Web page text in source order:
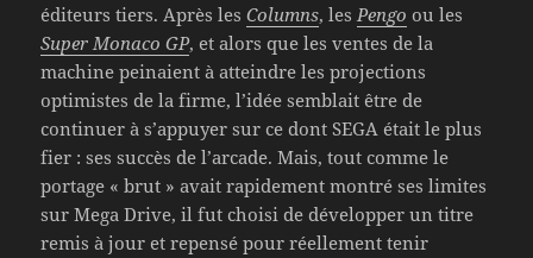
éditeurs tiers. Après lesColumns, lesPengo ou les
Super Monaco GP, et alors que les ventes de la
machine peinaient à atteindre les projections
optimistes de la firme, l’idée semblait être de
continuer à s’appuyer sur ce dont SEGA était le plus
fier : ses succès de l’arcade. Mais, tout comme le
portage « brut » avait rapidement montré ses limites
sur Mega Drive, il fut choisi de développer un titre
remis à jour et repensé pour réellement tenir